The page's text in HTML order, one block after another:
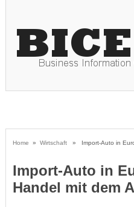
Home » Wirtschaft» Import-Auto in
Import-Auto in
Handel mit dem